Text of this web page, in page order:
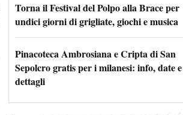
Torna il Festival del Polpo alla Brace per
undici giorni di grigliate, giochi e musica
Pinacoteca Ambrosiana e Cripta di San
Sepolcro gratis per i milanesi: info, date e
dettagli